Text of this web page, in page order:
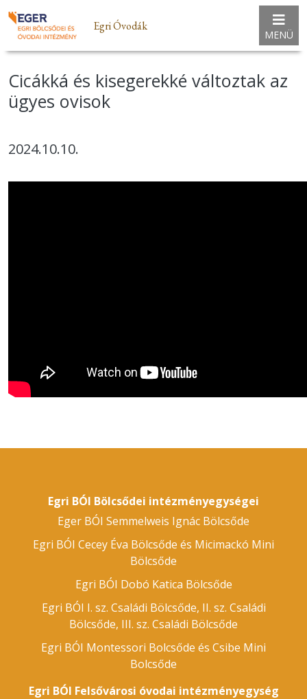
Egri Óvodák
MENÜ
Cicákká és kisegerekké változtak az
ügyes ovisok
2024.10.10.
Egri BÓI Bölcsődei intézményegységei
Eger BÓI Semmelweis Ignác Bölcsőde
Egri BÓI Cecey Éva Bölcsőde és Micimackó Mini
Bölcsőde
Egri BÓI Dobó Katica Bölcsőde
Egri BÓI I. sz. Családi Bölcsőde, II. sz. Családi
Bölcsőde, III. sz. Családi Bölcsőde
Egri BÓI Montessori Bolcsőde és Csibe Mini
Bolcsőde
Egri BÓI Felsővárosi óvodai intézményegység